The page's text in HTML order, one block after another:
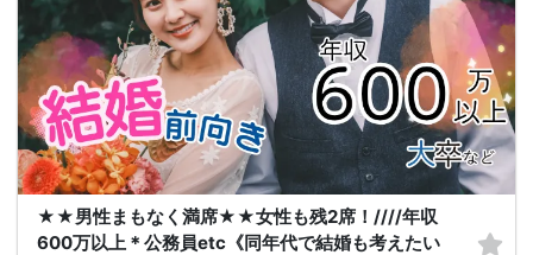
★★男性まもなく満席★★女性も残2席！////年収
600万以上＊公務員etc《同年代で結婚も考えたい